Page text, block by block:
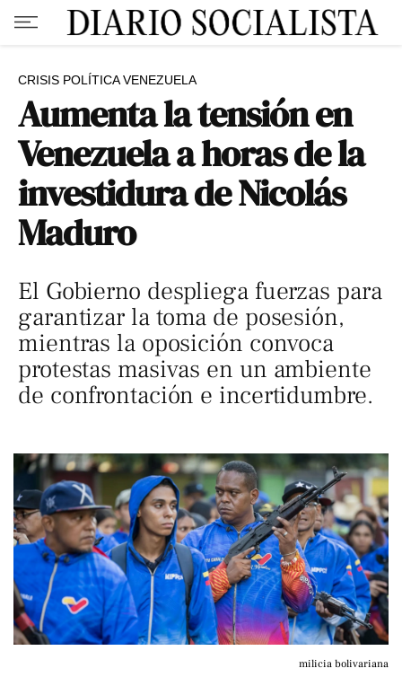
CRISIS POLÍTICA VENEZUELA
Aumenta la tensión en
Venezuela a horas de la
investidura de Nicolás
Maduro
El Gobierno despliega fuerzas para
garantizar la toma de posesión,
mientras la oposición convoca
protestas masivas en un ambiente
de confrontación e incertidumbre.
milicia bolivariana